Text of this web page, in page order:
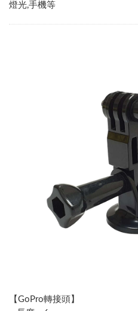
燈光,手機等
【GoPro轉接頭】